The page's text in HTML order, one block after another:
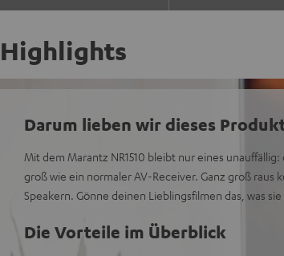
Highlights
Darum lieben wir dieses
Mit dem Marantz NR1510 bleibt nur eines
groß wie ein normaler AV-Receiver. Ganz groß raus
Speakern. Gönne deinen Lieblingsfilmen das, was
Die Vorteile im Überblick